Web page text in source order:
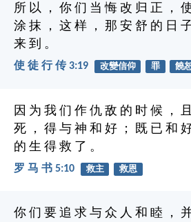
所 以 ， 你 们 当 悔 改 归 正 ，
涂 抹 ， 这 样 ， 那 安 舒 的 日
来 到 。
使 徒 行 传 3:19 改變信仰 罪 饒
因 为 我 们 作 仇 敌 的 时 候 ，
死 ， 得 与 神 和 好 ； 既 已 和
的 生 得 救 了 。
罗 马 书 5:10 救主 救恩
你 们 要 追 求 与 众 人 和 睦 ，